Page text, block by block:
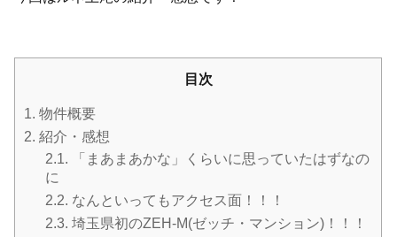
目次
1. 物件概要
2. 紹介・感想
2.1. 「まあまあかな」くらいに思っていたはずなの
に
2.2. なんといってもアクセス面！！！
2.3. 埼玉県初のZEH-M(ゼッチ・マンション)！！！